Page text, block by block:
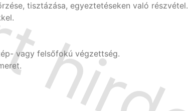
tisztázása, egyeztetéseken való részvétel.
vagy felsőfokú végzettség.